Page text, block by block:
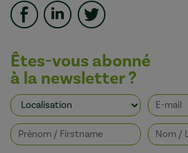
Êtes-vous abonné
à la newsletter ?